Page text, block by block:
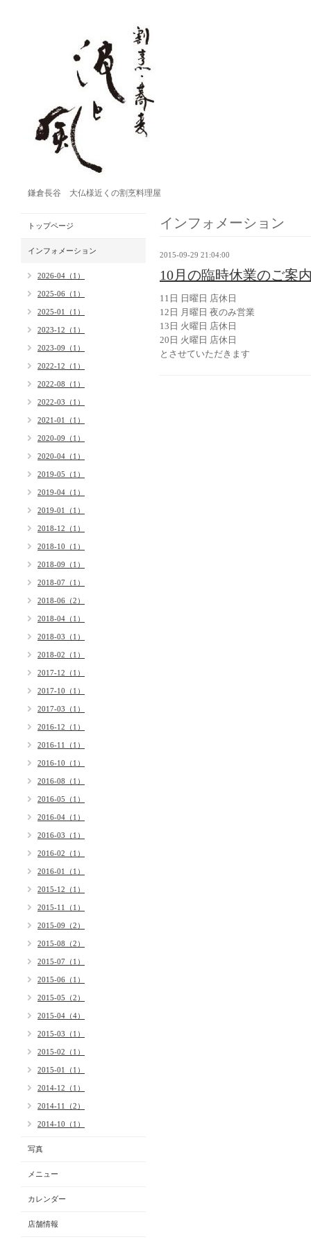
鎌倉長谷 大仏様近くの割烹料理屋
インフォメーション
2015-09-29 21:04:00
10月の臨時休業のご案
11日 日曜日 店休日
12日 月曜日 夜のみ営業
13日 火曜日 店休日
20日 火曜日 店休日
とさせていただきます
トップページ
インフォメーション
2026-04（1）
2025-06（1）
2025-01（1）
2023-12（1）
2023-09（1）
2022-12（1）
2022-08（1）
2022-03（1）
2021-01（1）
2020-09（1）
2020-04（1）
2019-05（1）
2019-04（1）
2019-01（1）
2018-12（1）
2018-10（1）
2018-09（1）
2018-07（1）
2018-06（2）
2018-04（1）
2018-03（1）
2018-02（1）
2017-12（1）
2017-10（1）
2017-03（1）
2016-12（1）
2016-11（1）
2016-10（1）
2016-08（1）
2016-05（1）
2016-04（1）
2016-03（1）
2016-02（1）
2016-01（1）
2015-12（1）
2015-11（1）
2015-09（2）
2015-08（2）
2015-07（1）
2015-06（1）
2015-05（2）
2015-04（4）
2015-03（1）
2015-02（1）
2015-01（1）
2014-12（1）
2014-11（2）
2014-10（1）
写真
メニュー
カレンダー
店舗情報